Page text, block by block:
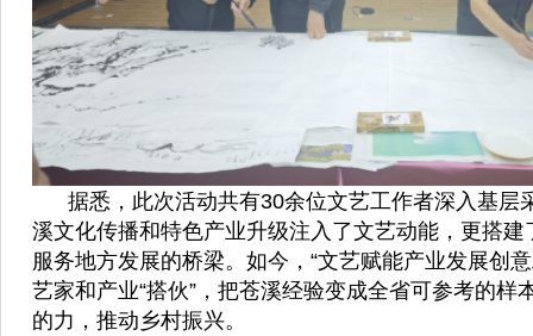
据悉，此次活动共有30余位文艺工作者深入基层
溪文化传播和特色产业升级注入了文艺动能，更搭建
服务地方发展的桥梁。如今，“文艺赋能产业发展创
艺家和产业“搭伙”，把苍溪经验变成全省可参考的样
的力，推动乡村振兴。